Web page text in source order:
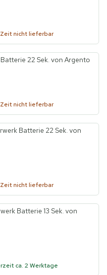
nicht lieferbar
22 Sek. von Argento
nicht lieferbar
Batterie 22 Sek. von
nicht lieferbar
Batterie 13 Sek. von
ca. 2 Werktage